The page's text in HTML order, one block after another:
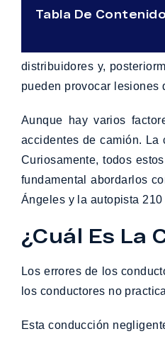
Tabla De
distribuidores y,
pueden provocar lesiones
Aunque hay varios
accidentes de camión. La
Curiosamente, todos
fundamental abordarlos
Ángeles y la autopista
¿Cuál Es La
Los errores de los
los conductores no
Esta conducción